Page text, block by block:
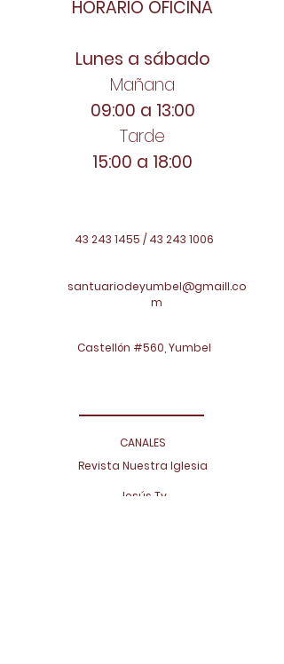
HORARIO OFICINA
Lunes a sábado
Mañana
09:00 a 13:00
Tarde
15:00 a 18:00
43 243 1455 / 43 243 1006
santuariodeyumbel@gmaill.co
m
Castellón #560, Yumbel
CANALES
Revista Nuestra Iglesia
Jesús Tv